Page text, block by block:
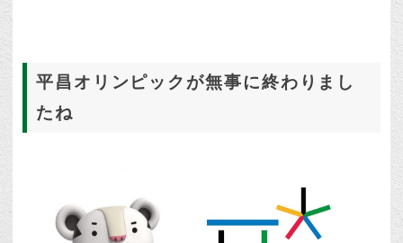
平昌オリンピックが無事に終わりまし
たね